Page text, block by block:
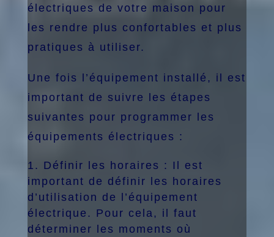
électriques de votre maison pour
les rendre plus confortables et plus
pratiques à utiliser.
Une fois l’équipement installé, il est
important de suivre les étapes
suivantes pour programmer les
équipements électriques :
Définir les horaires : Il est
important de définir les horaires
d’utilisation de l’équipement
électrique. Pour cela, il faut
déterminer les moments où